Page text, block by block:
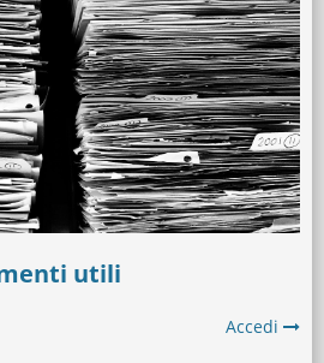
utili
Accedi